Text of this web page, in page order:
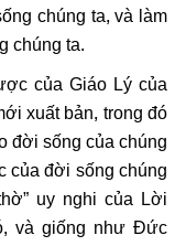
chúng ta, và làm
chúng ta.
của Giáo Lý của
xuất bản, trong đó
đời sống của chúng
của đời sống chúng
uy nghi của Lời
và giống như Đức